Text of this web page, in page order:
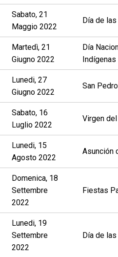
Sabato, 21
Maggio 2022
Día de
Martedì, 21
Giugno 2022
Día
Indígenas
Lunedi, 27
Giugno 2022
San
Sabato, 16
Luglio 2022
Virgen
Lunedi, 15
Agosto 2022
Asunción
Domenica, 18
Settembre
2022
Fiestas
Lunedi, 19
Settembre
2022
Día de